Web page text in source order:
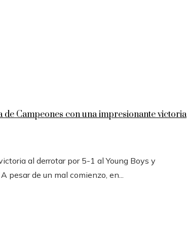
Campeones con una impresionante victoria
al derrotar por 5-1 al Young Boys y
pesar de un mal comienzo, en...